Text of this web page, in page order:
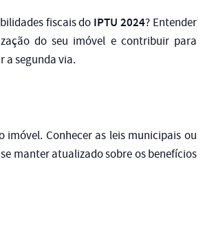
fiscais do IPTU 2024? Entender
do seu imóvel e contribuir para
a segunda via.
Conhecer as leis municipais ou
manter atualizado sobre os benefícios